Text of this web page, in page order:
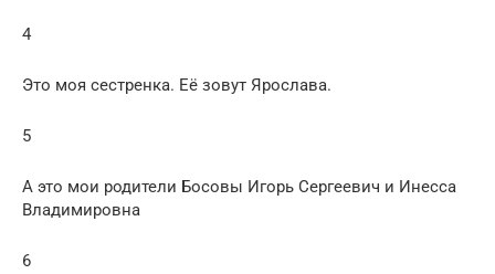
4
Это моя сестренка. Её зовут Ярослава.
5
А это мои родители Босовы Игорь Сергеевич и Инесса
Владимировна
6